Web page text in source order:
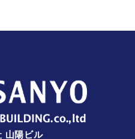
お客さまがご本人の個人情
法令、規範の遵守と見直し
当社は、保有する個人情報
山陽ビル